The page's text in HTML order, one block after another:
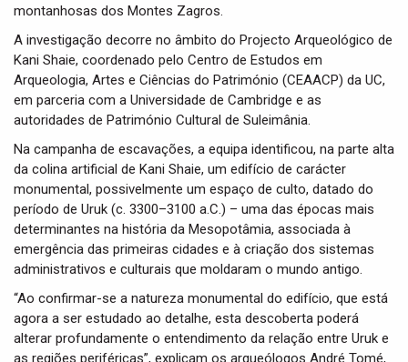
montanhosas dos Montes Zagros.
A investigação decorre no âmbito do Projecto Arqueológico de
Kani Shaie, coordenado pelo Centro de Estudos em
Arqueologia, Artes e Ciências do Património (CEAACP) da UC,
em parceria com a Universidade de Cambridge e as
autoridades de Património Cultural de Suleimânia.
Na campanha de escavações, a equipa identificou, na parte alta
da colina artificial de Kani Shaie, um edifício de carácter
monumental, possivelmente um espaço de culto, datado do
período de Uruk (c. 3300–3100 a.C.) – uma das épocas mais
determinantes na história da Mesopotâmia, associada à
emergência das primeiras cidades e à criação dos sistemas
administrativos e culturais que moldaram o mundo antigo.
“Ao confirmar-se a natureza monumental do edifício, que está
agora a ser estudado ao detalhe, esta descoberta poderá
alterar profundamente o entendimento da relação entre Uruk e
as regiões periféricas”, explicam os arqueólogos André Tomé,